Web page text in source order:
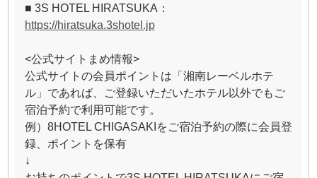
■ 3S HOTEL HIRATSUKA：
https://hiratsuka.3shotel.jp
<公式サイトまめ情報>
公式サイトの会員ポイントは「湘南レーベルホテ
ル」であれば、ご登録いただいたホテル以外でもご
宿泊予約で利用可能です。
例）8HOTEL CHIGASAKIをご宿泊予約の際に会員登
録、ポイントを保有
↓